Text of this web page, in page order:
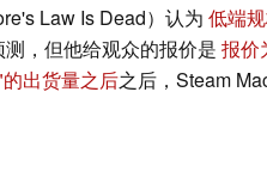
Law Is Dead）认为 低端
，但他给观众的报价是 报价
出货量之后之后，Steam